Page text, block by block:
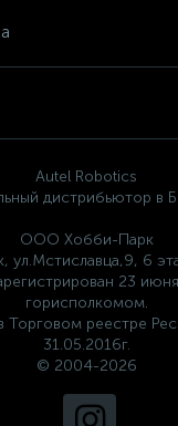
Autel Robotics
дистрибьютор в
ООО Хобби-Парк
ул.Мстиславца,9, 6
23
горисполкомом.
Торговом реестре
31.05.2016г.
© 2004-2026